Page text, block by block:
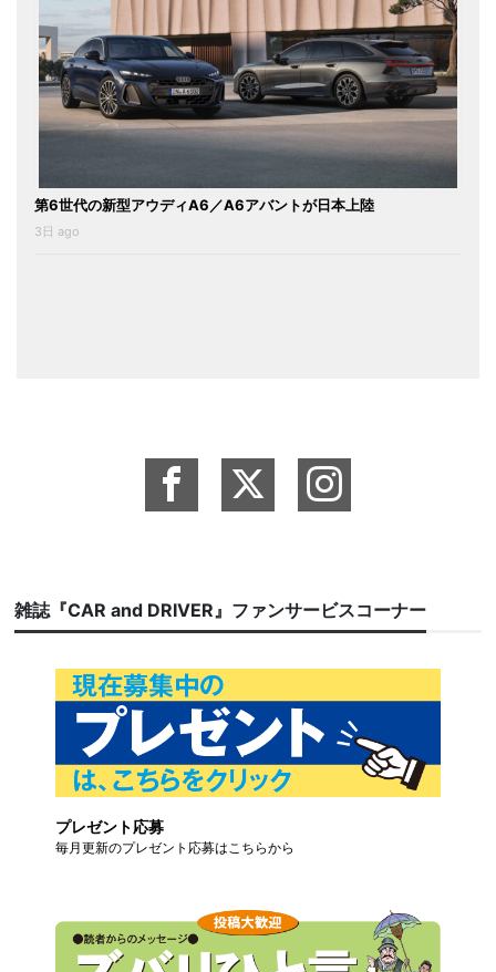
第6世代の新型アウディA6／A6アバントが日本上陸
3日 ago
雑誌『CAR and DRIVER』ファンサービスコーナー
プレゼント応募
毎月更新のプレゼント応募はこちらから